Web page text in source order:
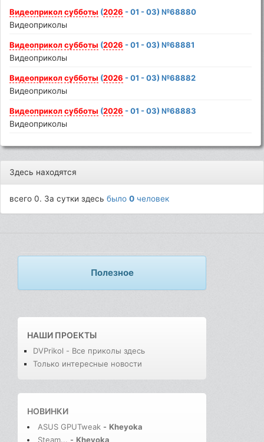
Видеоприкол субботы (2026 - 01 - 03) №68880
Видеоприколы
Видеоприкол субботы (2026 - 01 - 03) №68881
Видеоприколы
Видеоприкол субботы (2026 - 01 - 03) №68882
Видеоприколы
Видеоприкол субботы (2026 - 01 - 03) №68883
Видеоприколы
Здесь находятся
всего 0. За сутки здесьбыло0 человек
Полезное
НАШИ ПРОЕКТЫ
DVPrikol - Все приколы здесь
Только интересные новости
НОВИНКИ
ASUS GPUTweak - Kheyoka
Steam... - Kheyoka